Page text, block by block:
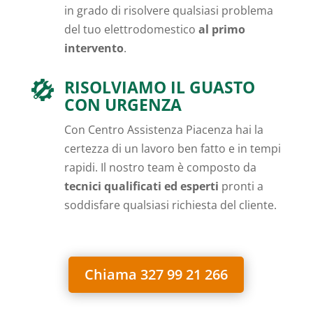
in grado di risolvere qualsiasi problema
del tuo elettrodomestico al primo
intervento.
RISOLVIAMO IL GUASTO
CON URGENZA
Con Centro Assistenza Piacenza hai la
certezza di un lavoro ben fatto e in tempi
rapidi. Il nostro team è composto da
tecnici qualificati ed esperti pronti a
soddisfare qualsiasi richiesta del cliente.
Chiama 327 99 21 266